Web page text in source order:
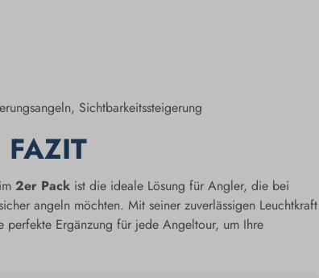
Sichtbarkeitssteigerung
FAZIT
im 2er Pack ist die ideale Lösung für Angler, die bei
angeln möchten. Mit seiner zuverlässigen Leuchtkraft
perfekte Ergänzung für jede Angeltour, um Ihre